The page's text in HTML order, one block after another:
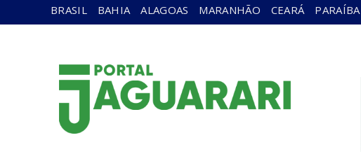
BRASIL BAHIA ALAGOAS MARANHÃO CEARÁ PARAÍBA